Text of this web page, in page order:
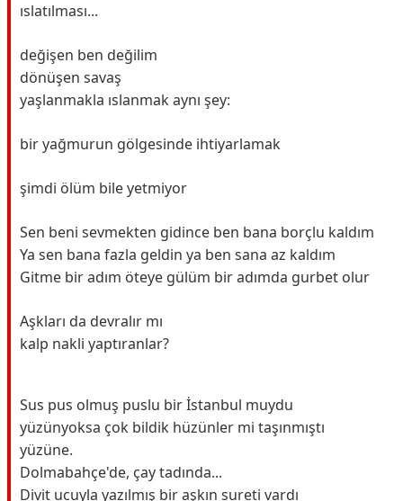
ıslatılması...
değişen ben değilim
dönüşen savaş
yaşlanmakla ıslanmak aynı şey:
bir yağmurun gölgesinde ihtiyarlamak
şimdi ölüm bile yetmiyor
Sen beni sevmekten gidince ben bana borçlu kaldım
Ya sen bana fazla geldin ya ben sana az kaldım
Gitme bir adım öteye gülüm bir adımda gurbet olur
Aşkları da devralır mı
kalp nakli yaptıranlar?
Sus pus olmuş puslu bir İstanbul muydu
yüzünyoksa çok bildik hüzünler mi taşınmıştı
yüzüne.
Dolmabahçe'de, çay tadında...
Divit ucuyla yazılmış bir aşkın sureti vardı